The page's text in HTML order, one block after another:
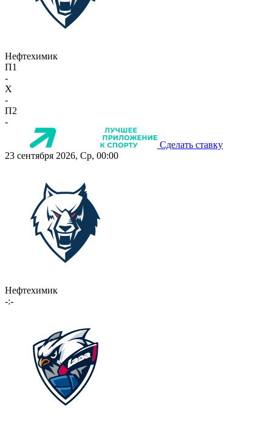
Нефтехимик
П1
-
X
-
П2
-
Сделать ставку
23 сентября 2026, Ср, 00:00
Нефтехимик
-:-